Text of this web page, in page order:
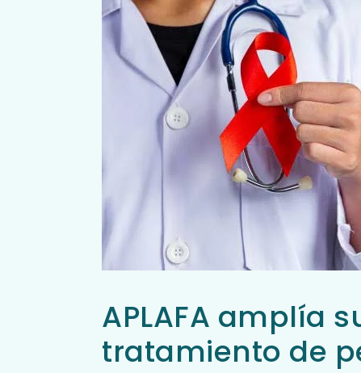
APLAFA amplía
tratamiento de